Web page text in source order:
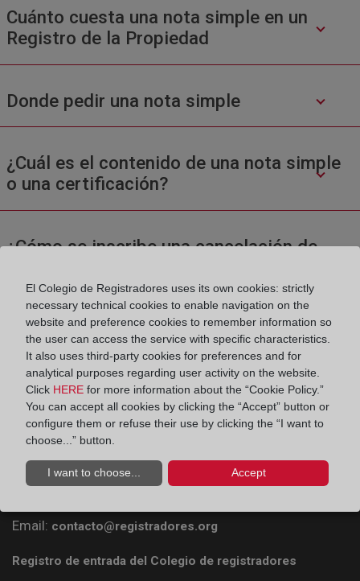
Cuánto cuesta una nota simple en un
Registro de la Propiedad
Donde pedir una nota simple
¿Cuál es el contenido de una nota simple
o una certificación?
¿Cómo se inscribe una cancelación de
Colegio de Registradores
Príncipe de Vergara 70. 28006 Madrid
Teléfono:91 270 17 96
Email: contacto@registradores.org
Registro de entrada del Colegio de registradores
El Colegio de Registradores uses its own cookies: strictly
necessary technical cookies to enable navigation on the
website and preference cookies to remember information so
the user can access the service with specific characteristics.
It also uses third-party cookies for preferences and for
analytical purposes regarding user activity on the website.
Click HERE for more information about the “Cookie Policy.”
You can accept all cookies by clicking the “Accept” button or
configure them or refuse their use by clicking the “I want to
choose...” button.
I want to choose... Accept